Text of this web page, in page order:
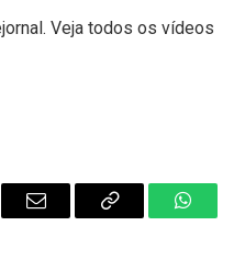
Veja todos os vídeos
Email
Copy